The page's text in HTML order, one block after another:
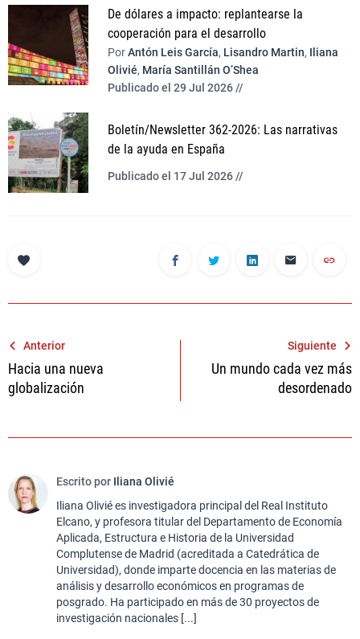
De dólares a impacto: replantearse la
cooperación para el desarrollo
PorAntón Leis García, Lisandro Martin, Iliana
Olivié, María Santillán O’Shea
Publicado el 29 Jul 2026 //
Boletín/Newsletter 362-2026: Las narrativas
de la ayuda en España
Publicado el 17 Jul 2026 //
Navegación
de
entradas
Anterior
Hacia una nueva
globalización
Siguiente
Un mundo cada vez más
desordenado
Escrito por Iliana Olivié
Iliana Olivié es investigadora principal del Real Instituto
Elcano, y profesora titular del Departamento de Economía
Aplicada, Estructura e Historia de la Universidad
Complutense de Madrid (acreditada a Catedrática de
Universidad), donde imparte docencia en las materias de
análisis y desarrollo económicos en programas de
posgrado. Ha participado en más de 30 proyectos de
investigación nacionales [...]